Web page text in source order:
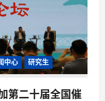
中心 研究生
第二十届全国催